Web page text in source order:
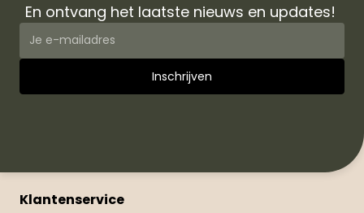
En ontvang het laatste nieuws en updates!
Klantenservice